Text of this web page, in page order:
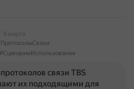
6 марта
#СценарииИспользования
связи TBS
их подходящими для